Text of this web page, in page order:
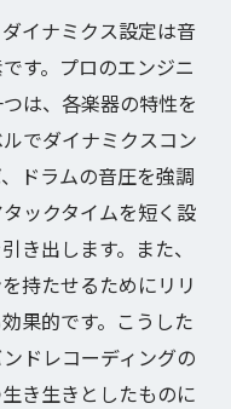
イナミクス設定は音
す。プロのエンジニ
は、各楽器の特性を
でダイナミクスコン
ドラムの音圧を強調
ックタイムを短く設
き出します。また、
持たせるためにリリ
果的です。こうした
ドレコーディングの
き生きとしたものに